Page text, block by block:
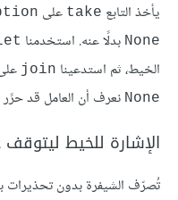
يأخذ التابع take على
None بدلًا عنه. استخدمنا
الخيط، ثم استدعينا join
None نعرف أن العامل قد
الإشارة للخيط
تُصرّف الشيفرة بدون تحذيرات